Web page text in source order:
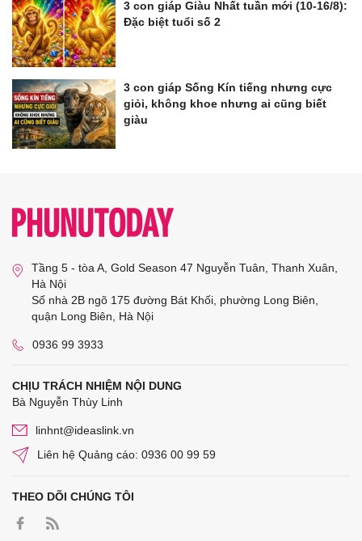
3 con giáp Giàu Nhất tuần mới (10-16/8):
Đặc biệt tuổi số 2
3 con giáp Sống Kín tiếng nhưng cực
giỏi, không khoe nhưng ai cũng biết
giàu
Tầng 5 - tòa A, Gold Season 47 Nguyễn Tuân, Thanh Xuân,
Hà Nội
Số nhà 2B ngõ 175 đường Bát Khối, phường Long Biên,
quận Long Biên, Hà Nội
0936 99 3933
CHỊU TRÁCH NHIỆM NỘI DUNG
Bà Nguyễn Thùy Linh
linhnt@ideaslink.vn
Liên hệ Quảng cáo: 0936 00 99 59
THEO DÕI CHÚNG TÔI